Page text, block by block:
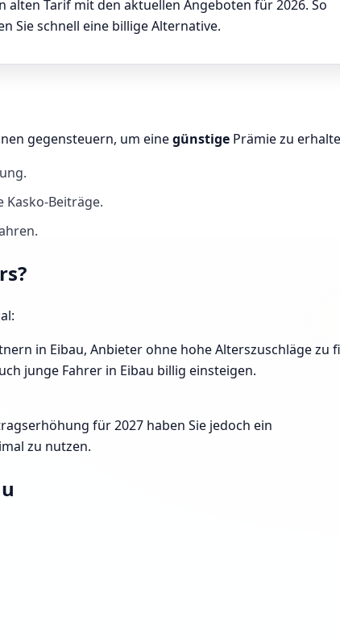
alten Tarif mit den aktuellen Angeboten für 2026. So
Sie schnell eine billige Alternative.
gegensteuern, um einegünstige Prämie zu
Beiträge.
in Eibau, Anbieter ohne hohe Alterszuschläge zu
junge Fahrer in Eibau billig einsteigen.
für 2027 haben Sie jedoch ein
zu nutzen.